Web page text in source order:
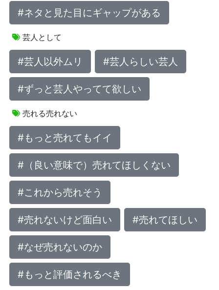
#ネタと見た目にギャップがある
芸人として
#芸人以外ムリ #芸人らしい芸人
#ずっと芸人やってて欲しい
売れる売れない
#もっと売れてもイイ
#（良い意味で）売れてほしくない
#これから売れそう
#売れないけど面白い #売れてほしい
#なぜ売れないのか
#もっと評価されるべき